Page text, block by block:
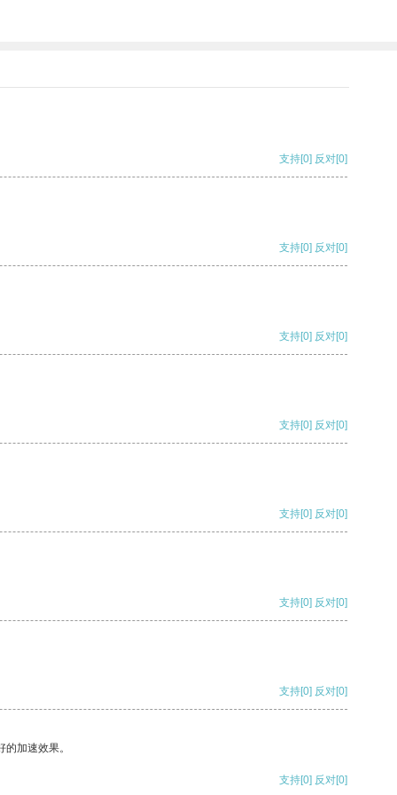
支持[0] 反对[0]
支持[0] 反对[0]
支持[0] 反对[0]
支持[0] 反对[0]
支持[0] 反对[0]
支持[0] 反对[0]
支持[0] 反对[0]
加速效果。
支持[0] 反对[0]